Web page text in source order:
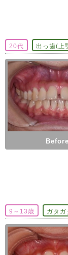
20代 出っ歯(上
Before
9～13歳 ガタ